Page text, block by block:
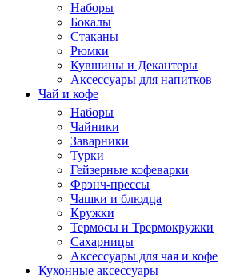
Наборы
Бокалы
Стаканы
Рюмки
Кувшины и Декантеры
Аксессуары для напитков
Чай и кофе
Наборы
Чайники
Заварники
Турки
Гейзерные кофеварки
Фрэнч-прессы
Чашки и блюдца
Кружки
Термосы и Трермокружки
Сахарницы
Аксессуары для чая и кофе
Кухонные аксессуары